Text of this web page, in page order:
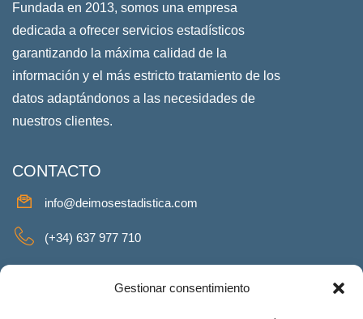
Gestionar consentimiento
Fundada en 2013, somos una empresa
dedicada a ofrecer servicios estadísticos
garantizando la máxima calidad de la
información y el más estricto tratamiento de los
datos adaptándonos a las necesidades de
nuestros clientes.
CONTACTO
info@deimosestadistica.com
(+34) 637 977 710